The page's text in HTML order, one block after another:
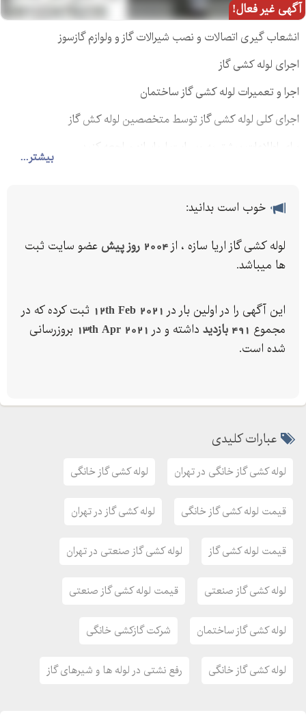
آگهی غیر فعال!
بیشتر...
انشعاب گیری اتصالات و نصب شیرالات گاز و ولوازم گازسوز
اجرای لوله کشی گاز
اجرا و تعمیرات لوله کشی گاز ساختمان
اجرای کلی لوله کشی گاز توسط متخصصین لوله کش گاز
خوب است بدانید:
لوله کشی گاز اریا سازه ، از 2004 روز پیش
عضو سایت ثبت
ها میباشد.
این آگهی را در اولین بار در 12th Feb 2021 ثبت کرده که در
مجموع 491 بازدید داشته و در 13th Apr 2021 بروزرسانی
شده است.
عبارات کلیدی
لوله کشی گاز خانگی در تهران لوله کشی گاز خانگی
قیمت لوله کشی گاز خانگی لوله کشی گاز در تهران
قیمت لوله کشی گاز لوله کشی گاز صنعتی در تهران
لوله کشی گاز صنعتی قیمت لوله کشی گاز صنعتی
لوله کشی گاز ساختمان شرکت گازکشی خانگی
لوله کشی گاز خانگی رفع نشتی در لوله ها و شیرهای گاز